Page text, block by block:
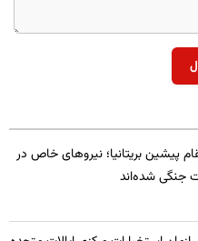
پیشین بریتانیا؛ نیروهای خاص در
جنگی شده‌اند